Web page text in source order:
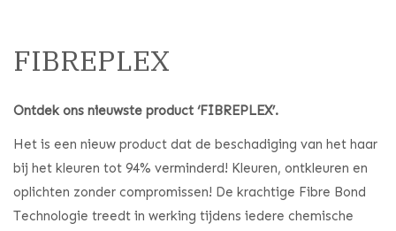
FIBREPLEX
Ontdek ons nieuwste product ‘FIBREPLEX’.
Het is een nieuw product dat de beschadiging van het haar
bij het kleuren tot 94% verminderd! Kleuren, ontkleuren en
oplichten zonder compromissen! De krachtige Fibre Bond
Technologie treedt in werking tijdens iedere chemische